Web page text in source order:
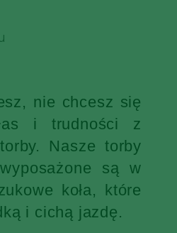
nie chcesz się
i trudności z
Nasze torby
są w
koła, które
i cichą jazdę.